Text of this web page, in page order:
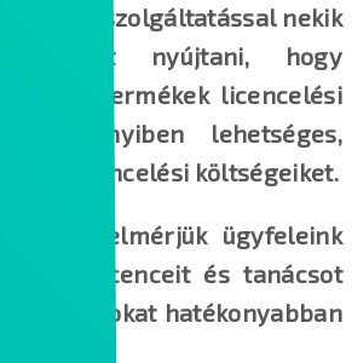
Ezzel a szolgáltatással nekik
nyújtani, hogy
termékek licencelési
amennyiben lehetséges,
a licencelési költségeiket.
során felmérjük ügyfeleink
os licenceit és tanácsot
azokat hatékonyabban